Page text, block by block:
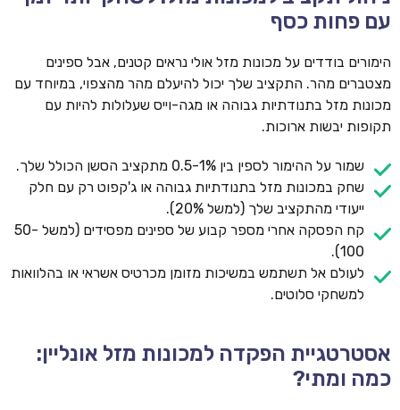
עם פחות כסף
הימורים בודדים על מכונות מזל אולי נראים קטנים, אבל ספינים
מצטברים מהר. התקציב שלך יכול להיעלם מהר מהצפוי, במיוחד עם
מכונות מזל בתנודתיות גבוהה או מגה-וייס שעלולות להיות עם
תקופות יבשות ארוכות.
שמור על ההימור לספין בין 0.5-1% מתקציב הסשן הכולל שלך.
שחק במכונות מזל בתנודתיות גבוהה או ג'קפוט רק עם חלק
ייעודי מהתקציב שלך (למשל 20%).
קח הפסקה אחרי מספר קבוע של ספינים מפסידים (למשל 50-
100).
לעולם אל תשתמש במשיכות מזומן מכרטיס אשראי או בהלוואות
למשחקי סלוטים.
אסטרטגיית הפקדה למכונות מזל אונליין:
כמה ומתי?